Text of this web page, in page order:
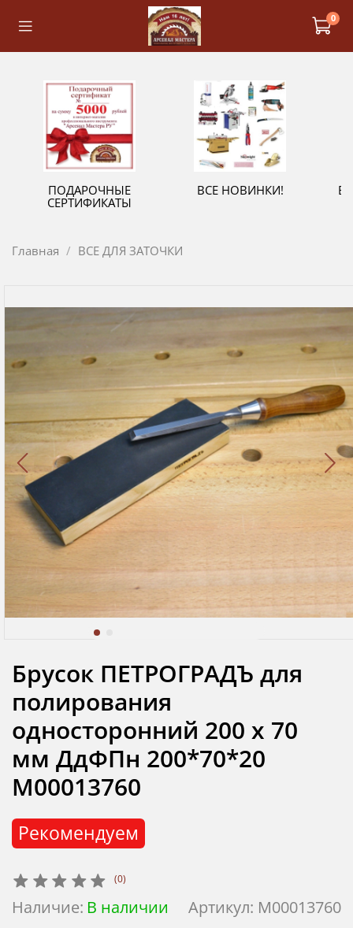
0
ПОДАРОЧНЫЕ
СЕРТИФИКАТЫ
ВСЕ НОВИНКИ!
Главная ВСЕ ДЛЯ ЗАТОЧКИ
(0)
Артикул: М00013760
Наличие: В наличии
Рекомендуем
Брусок ПЕТРОГРАДЪ для
полирования
односторонний 200 х 70
мм ДдФПн 200*70*20
М00013760